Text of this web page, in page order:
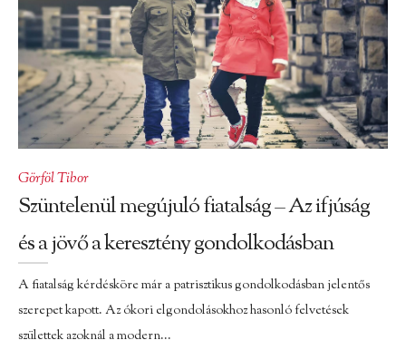
Görföl Tibor
Szüntelenül megújuló fiatalság – Az ifjúság
és a jövő a keresztény gondolkodásban
A fiatalság kérdésköre már a patrisztikus gondolkodásban jelentős
szerepet kapott. Az ókori elgondolásokhoz hasonló felvetések
születtek azoknál a modern...